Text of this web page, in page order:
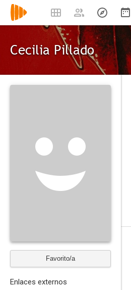
Cecilia Pillado
Favorito/a
Enlaces externos